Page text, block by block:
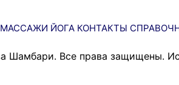
МАССАЖИ ЙОГА КОНТАКТЫ
Все права защищены.